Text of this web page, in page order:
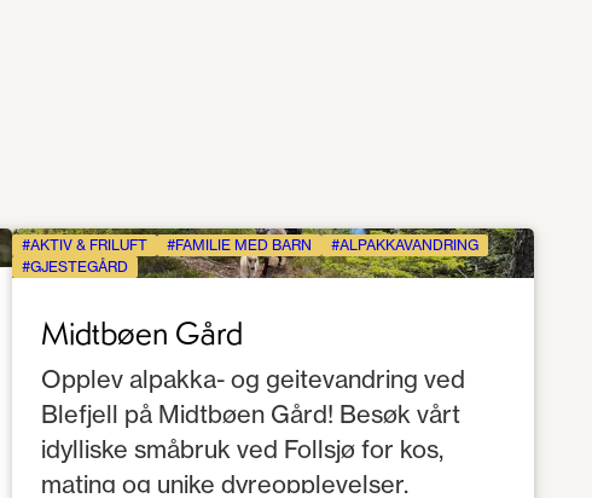
AKTIV & FRILUFT FAMILIE MED BARN
ALPAKKAVANDRING
GJESTEGÅRD
Midtbøen Gård
Opplev alpakka- og geitevandring ved
Blefjell på Midtbøen Gård! Besøk vårt
idylliske småbruk ved Follsjø for kos,
mating og unike dyreopplevelser.